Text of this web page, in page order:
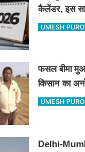
कैलेंडर, इस
अवकाश, देखें
UMESH
फसल बीमा
किसान का
500-500 रुपए
UMESH
Delhi-